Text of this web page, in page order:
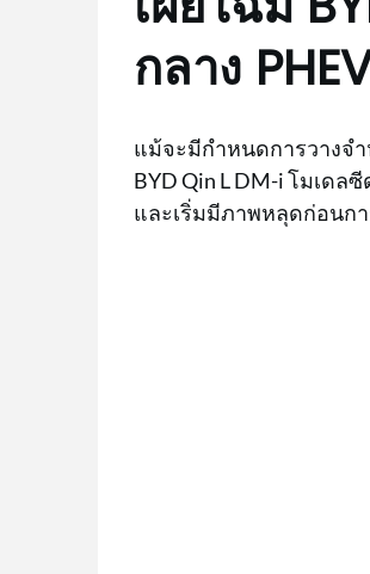
กลาง
แม้จะมีกำหนดการวางจ
BYD Qin L DM-i โมเด
และเริ่มมีภาพหลุดก่อนก